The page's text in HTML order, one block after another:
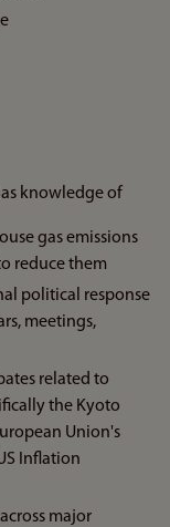
knowledge of
gas emissions
reduce them
political response
meetings,
related to
the Kyoto
Union's
Inflation
major